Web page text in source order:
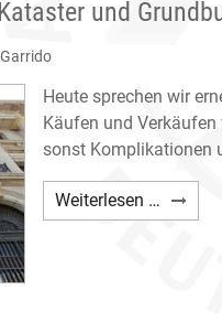
und
Heute sprechen wir
Käufen und
sonst Komplikationen
Weiterlesen …
von